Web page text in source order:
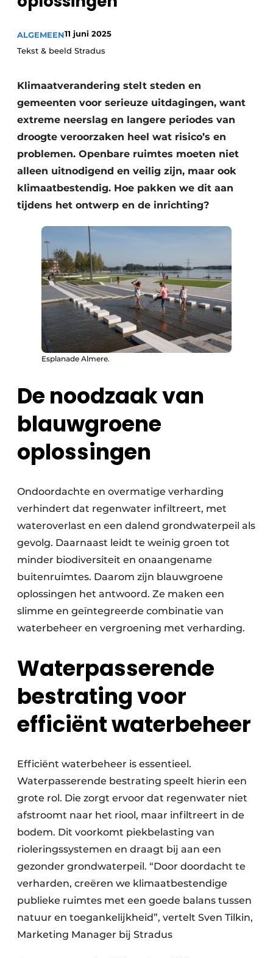
Video’s
ALGEMEEN11 juni 2025
Tekst & beeld Stradus
Klimaatverandering stelt steden en
gemeenten voor serieuze uitdagingen, want
extreme neerslag en langere periodes van
droogte veroorzaken heel wat risico’s en
problemen. Openbare ruimtes moeten niet
alleen uitnodigend en veilig zijn, maar ook
klimaatbestendig. Hoe pakken we dit aan
tijdens het ontwerp en de inrichting?
Esplanade Almere.
De noodzaak van
blauwgroene
oplossingen
Ondoordachte en overmatige verharding
verhindert dat regenwater infiltreert, met
wateroverlast en een dalend grondwaterpeil als
gevolg. Daarnaast leidt te weinig groen tot
minder biodiversiteit en onaangename
buitenruimtes. Daarom zijn blauwgroene
oplossingen het antwoord. Ze maken een
slimme en geïntegreerde combinatie van
waterbeheer en vergroening met verharding.
Waterpasserende
bestrating voor
efficiënt waterbeheer
Efficiënt waterbeheer is essentieel.
Waterpasserende bestrating speelt hierin een
grote rol. Die zorgt ervoor dat regenwater niet
afstroomt naar het riool, maar infiltreert in de
bodem. Dit voorkomt piekbelasting van
rioleringssystemen en draagt bij aan een
gezonder grondwaterpeil. “Door doordacht te
verharden, creëren we klimaatbestendige
publieke ruimtes met een goede balans tussen
natuur en toegankelijkheid”, vertelt Sven Tilkin,
Marketing Manager bij Stradus